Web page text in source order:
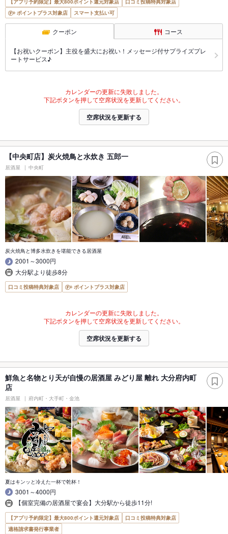
【アプリ予約限定】最大800ポイント還元対象店
口コミ投稿特典対象店
ポイントプラス対象店
スマート支払い可
クーポン コース
【お祝いクーポン】主役を盛大にお祝い！メッセージ付サプライズプレ
ートサービス♪
カレンダーの更新に失敗しました。
下記ボタンを押して空席状況を更新してください。
空席状況を更新する
【中央町店】炭火焼鳥と水炊き 五郎一
居酒屋 中央町
炭火焼鳥と博多水炊きを堪能できる居酒屋
2001～3000円
大分駅より徒歩8分
口コミ投稿特典対象店 ポイントプラス対象店
カレンダーの更新に失敗しました。
下記ボタンを押して空席状況を更新してください。
空席状況を更新する
鮮魚と名物とり天が自慢の居酒屋 みどり屋 離れ 大分府内町
店
居酒屋 府内町・大手町・金池
夏はキンッと冷えた一杯で乾杯！
3001～4000円
【個室完備の居酒屋で宴会】大分駅から徒歩11分!
【アプリ予約限定】最大800ポイント還元対象店
口コミ投稿特典対象店
適格請求書発行事業者